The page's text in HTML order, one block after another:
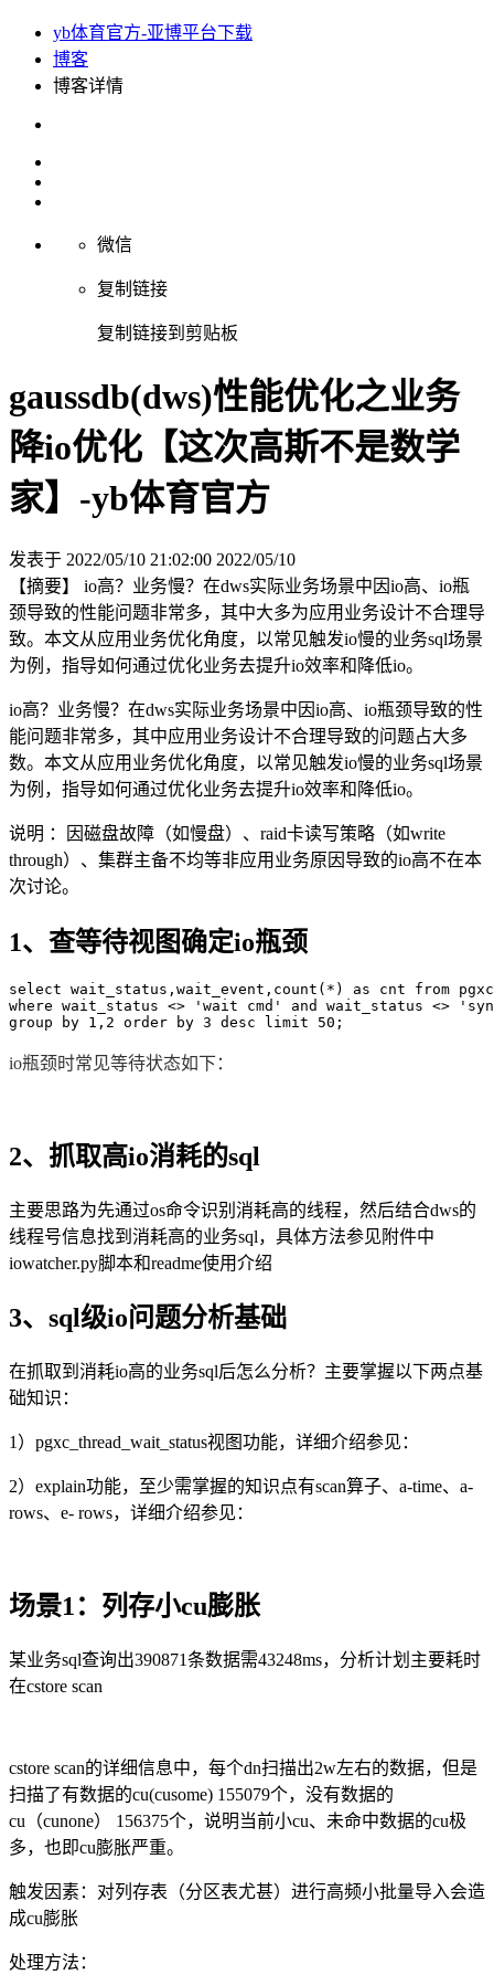
yb体育官方-亚博平台下载
博客
博客详情
微信
复制链接
复制链接到剪贴板
gaussdb(dws)性能优化之业务
降io优化【这次高斯不是数学
家】-yb体育官方
发表于 2022/05/10 21:02:00 2022/05/10
【摘要】 io高？业务慢？在dws实际业务场景中因io高、io瓶
颈导致的性能问题非常多，其中大多为应用业务设计不合理导
致。本文从应用业务优化角度，以常见触发io慢的业务sql场景
为例，指导如何通过优化业务去提升io效率和降低io。
io高？业务慢？在dws实际业务场景中因io高、io瓶颈导致的性
能问题非常多，其中应用业务设计不合理导致的问题占大多
数。本文从应用业务优化角度，以常见触发io慢的业务sql场景
为例，指导如何通过优化业务去提升io效率和降低io。
说明 ：因磁盘故障（如慢盘）、raid卡读写策略（如write
through）、集群主备不均等非应用业务原因导致的io高不在本
次讨论。
1、查等待视图确定io瓶颈
select wait_status,wait_event,count(*) as cnt from
where wait_status <> 'wait cmd' and wait_status <>
group by 1,2 order by 3 desc limit 50;
io瓶颈时常见等待状态如下：
2、抓取高io消耗的sql
主要思路为先通过os命令识别消耗高的线程，然后结合dws的
线程号信息找到消耗高的业务sql，具体方法参见附件中
iowatcher.py脚本和readme使用介绍
3、 sql级io问题分析基础
在抓取到消耗io高的业务sql后怎么分析？主要掌握以下两点基
础知识：
1）pgxc_thread_wait_status视图功能，详细介绍参见：
2）explain功能，至少需掌握的知识点有scan算子、 a-time、 a-
rows、 e- rows，详细介绍参见：
场景1：列存小cu膨胀
某业务sql查询出390871条数据需43248ms，分析计划主要耗时
在cstore scan
cstore scan的详细信息中，每个dn扫描出2w左右的数据，但是
扫描了有数据的cu(cusome) 155079个，没有数据的
cu （cunone） 156375个，说明当前小cu、未命中数据的cu极
多，也即cu膨胀严重。
触发因素：对列存表（分区表尤甚）进行高频小批量导入会造
成cu膨胀
处理方法 ：